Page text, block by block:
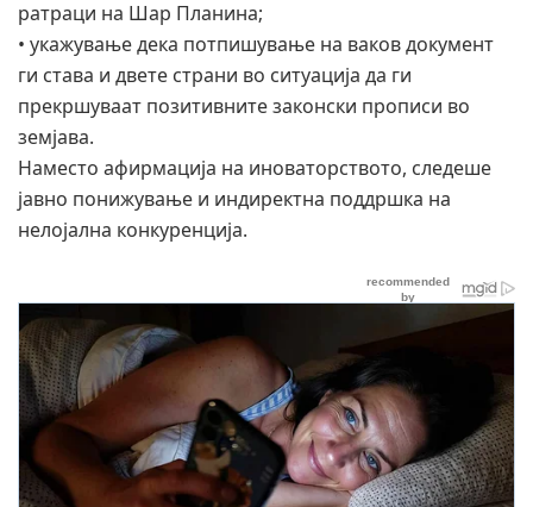
ратраци на Шар Планина;
• укажување дека потпишување на ваков документ
ги става и двете страни во ситуација да ги
прекршуваат позитивните законски прописи во
земјава.
Наместо афирмација на иноваторството, следеше
јавно понижување и индиректна поддршка на
нелојална конкуренција.